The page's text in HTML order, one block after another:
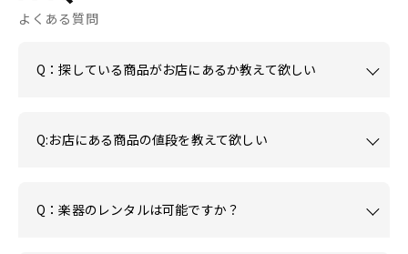
よくある質問
Q：探している商品がお店にあるか教えて欲しい
Q:お店にある商品の値段を教えて欲しい
Q：楽器のレンタルは可能ですか？